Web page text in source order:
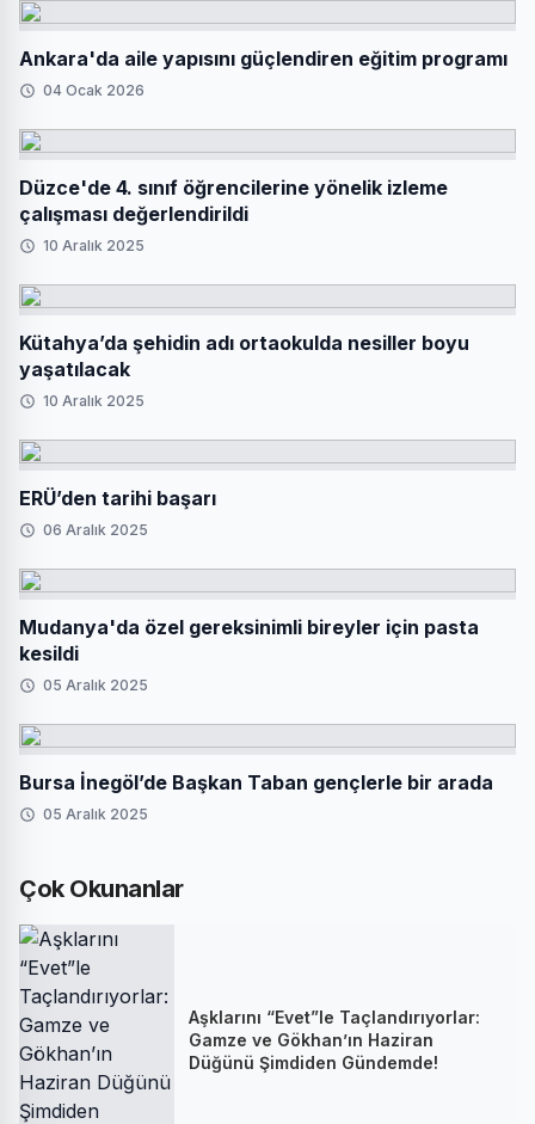
Ankara'da aile yapısını güçlendiren eğitim programı
04 Ocak 2026
Düzce'de 4. sınıf öğrencilerine yönelik izleme
çalışması değerlendirildi
10 Aralık 2025
Kütahya’da şehidin adı ortaokulda nesiller boyu
yaşatılacak
10 Aralık 2025
ERÜ’den tarihi başarı
06 Aralık 2025
Mudanya'da özel gereksinimli bireyler için pasta
kesildi
05 Aralık 2025
Bursa İnegöl’de Başkan Taban gençlerle bir arada
05 Aralık 2025
Çok Okunanlar
Aşklarını “Evet”le Taçlandırıyorlar:
Gamze ve Gökhan’ın Haziran
Düğünü Şimdiden Gündemde!